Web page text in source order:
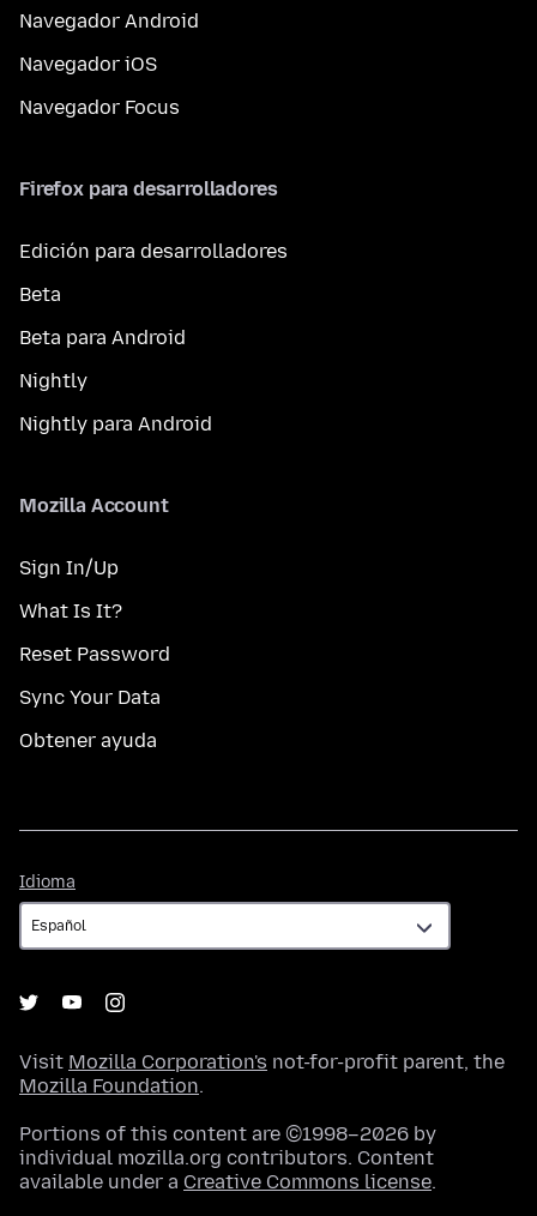
Navegador Android
Navegador iOS
Navegador Focus
Firefox para desarrolladores
Edición para desarrolladores
Beta
Beta para Android
Nightly
Nightly para Android
Mozilla Account
Sign In/Up
What Is It?
Reset Password
Sync Your Data
Obtener ayuda
Idioma
Visit Mozilla Corporation's not-for-profit parent, the
Mozilla Foundation.
Portions of this content are ©1998–2026 by
individual mozilla.org contributors. Content
available under a Creative Commons license.